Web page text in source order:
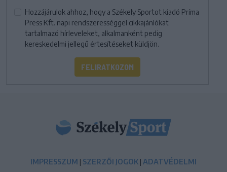
Hozzájárulok ahhoz, hogy a Székely Sportot kiadó Príma
Press Kft. napi rendszerességgel cikkajánlókat
tartalmazó hírleveleket, alkalmanként pedig
kereskedelmi jellegű értesítéseket küldjön.
FELIRATKOZOM
IMPRESSZUM | SZERZŐI JOGOK | ADATVÉDELMI